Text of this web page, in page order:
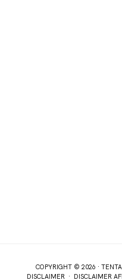
COPYRIGHT © 2026 ·
DISCLAIMER · DISCLAIMER